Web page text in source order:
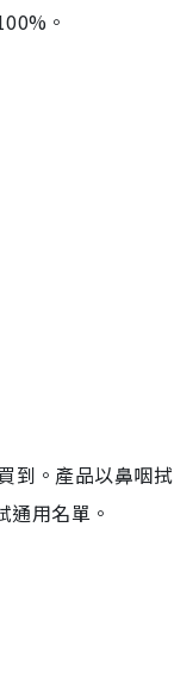
。
到。產品以鼻咽
用名單。